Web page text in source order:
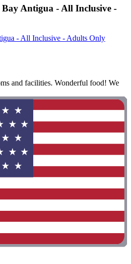
Bay Antigua - All Inclusive -
- All Inclusive - Adults Only
and facilities. Wonderful food! We